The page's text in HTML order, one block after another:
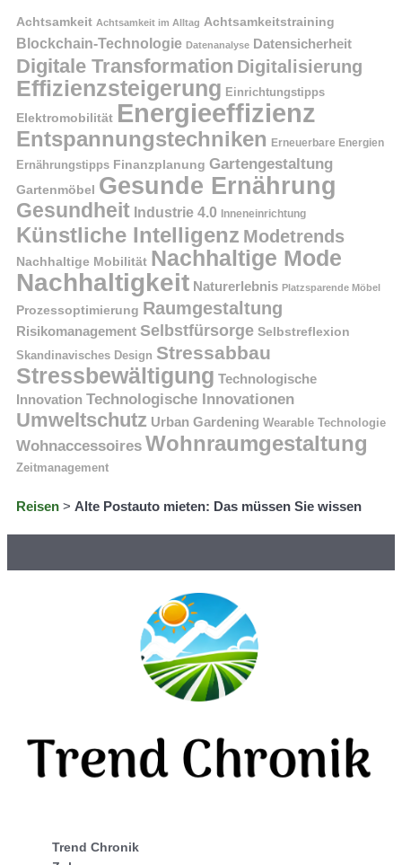
Achtsamkeit Achtsamkeit im Alltag Achtsamkeitstraining
Blockchain-Technologie Datenanalyse Datensicherheit
Digitale Transformation Digitalisierung
Effizienzsteigerung Einrichtungstipps
Elektromobilität Energieeffizienz
Entspannungstechniken Erneuerbare Energien
Ernährungstipps Finanzplanung Gartengestaltung
Gartenmöbel Gesunde Ernährung
Gesundheit Industrie 4.0 Inneneinrichtung
Künstliche Intelligenz Modetrends
Nachhaltige Mobilität Nachhaltige Mode
Nachhaltigkeit Naturerlebnis Platzsparende Möbel
Prozessoptimierung Raumgestaltung
Risikomanagement Selbstfürsorge Selbstreflexion
Skandinavisches Design Stressabbau
Stressbewältigung Technologische
Innovation Technologische Innovationen
Umweltschutz Urban Gardening Wearable Technologie
Wohnaccessoires Wohnraumgestaltung
Zeitmanagement
Reisen > Alte Postauto mieten: Das müssen Sie wissen
Trend Chronik